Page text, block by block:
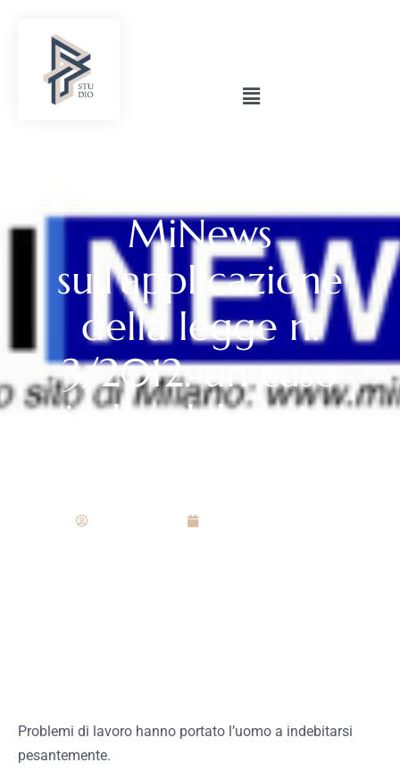
MiNews
sull’applicazione
della legge n.
3/2012: un caso
risolto dal nostro
Problemi di lavoro hanno portato l’uomo a indebitarsi
pesantemente.